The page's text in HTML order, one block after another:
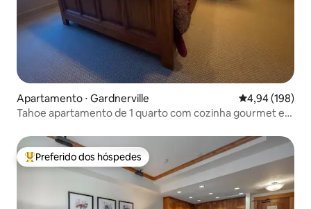
Apartamento ⋅ Gardnerville 4,94 de uma
4,94 (198)
Tahoe apartamento de 1 quarto com cozinha gourmet e
Entre os melhores preferidos dos hóspedes
Preferido dos hóspedes